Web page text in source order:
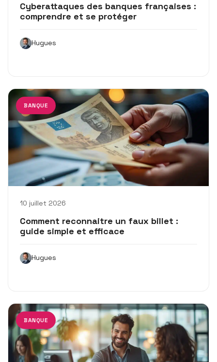
Cyberattaques des banques françaises :
comprendre et se protéger
Hugues
BANQUE
10 juillet 2026
Comment reconnaitre un faux billet :
guide simple et efficace
Hugues
BANQUE